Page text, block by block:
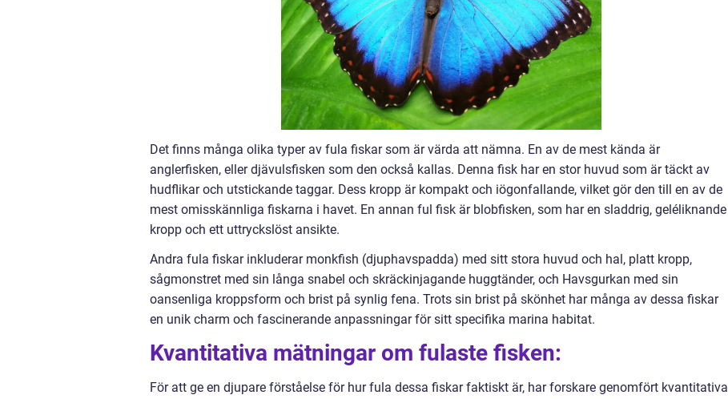
Det finns många olika typer av fula fiskar som är värda att nämna. En av de mest kända är
anglerfisken, eller djävulsfisken som den också kallas. Denna fisk har en stor huvud som är täckt av
hudflikar och utstickande taggar. Dess kropp är kompakt och iögonfallande, vilket gör den till en av de
mest omisskännliga fiskarna i havet. En annan ful fisk är blobfisken, som har en sladdrig, geléliknande
kropp och ett uttryckslöst ansikte.
Andra fula fiskar inkluderar monkfish (djuphavspadda) med sitt stora huvud och hal, platt kropp,
sågmonstret med sin långa snabel och skräckinjagande huggtänder, och Havsgurkan med sin
oansenliga kroppsform och brist på synlig fena. Trots sin brist på skönhet har många av dessa fiskar
en unik charm och fascinerande anpassningar för sitt specifika marina habitat.
Kvantitativa mätningar om fulaste fisken:
För att ge en djupare förståelse för hur fula dessa fiskar faktiskt är, har forskare genomfört kvantitativa